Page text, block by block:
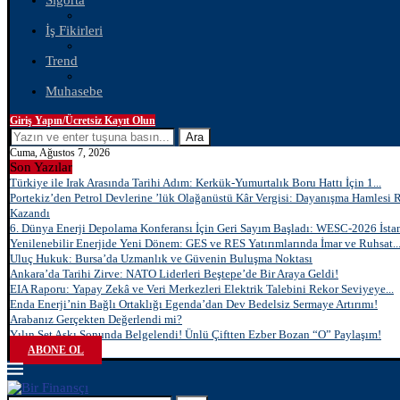
İş Fikirleri
Trend
Muhasebe
Giriş Yapın/Ücretsiz Kayıt Olun
Ara
Cuma, Ağustos 7, 2026
Son Yazılar
Türkiye ile Irak Arasında Tarihi Adım: Kerkük-Yumurtalık Boru Hattı İçin 1...
Portekiz’den Petrol Devlerine ’lük Olağanüstü Kâr Vergisi: Dayanışma Hamlesi
Kazandı
6. Dünya Enerji Depolama Konferansı İçin Geri Sayım Başladı: WESC-2026
Yenilenebilir Enerjide Yeni Dönem: GES ve RES Yatırımlarında İmar ve Ruhsat...
Uluç Hukuk: Bursa’da Uzmanlık ve Güvenin Buluşma Noktası
Ankara’da Tarihi Zirve: NATO Liderleri Beştepe’de Bir Araya Geldi!
EIA Raporu: Yapay Zekâ ve Veri Merkezleri Elektrik Talebini Rekor Seviyeye...
Enda Enerji’nin Bağlı Ortaklığı Egenda’dan Dev Bedelsiz Sermaye Artırımı!
Arabanız Gerçekten Değerlendi mi?
Yılın Set Aşkı Sonunda Belgelendi! Ünlü Çiftten Ezber Bozan “O” Paylaşım!
ABONE OL